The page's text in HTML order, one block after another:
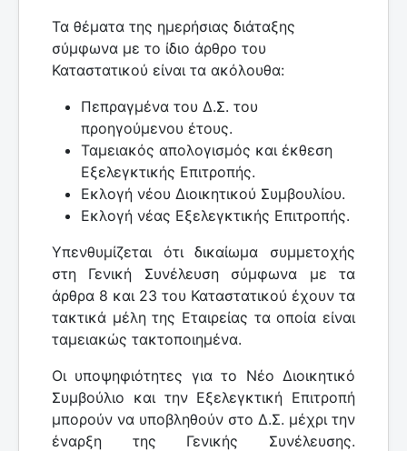
Τα θέματα της ημερήσιας διάταξης
σύμφωνα με το ίδιο άρθρο του
Καταστατικού είναι τα ακόλουθα:
Πεπραγμένα του Δ.Σ. του
προηγούμενου έτους.
Ταμειακός απολογισμός και έκθεση
Εξελεγκτικής Επιτροπής.
Εκλογή νέου Διοικητικού Συμβουλίου.
Εκλογή νέας Εξελεγκτικής Επιτροπής.
Υπενθυμίζεται ότι δικαίωμα συμμετοχής
στη Γενική Συνέλευση σύμφωνα με τα
άρθρα 8 και 23 του Καταστατικού έχουν τα
τακτικά μέλη της Εταιρείας τα οποία είναι
ταμειακώς τακτοποιημένα.
Οι υποψηφιότητες για το Νέο Διοικητικό
Συμβούλιο και την Εξελεγκτική Επιτροπή
μπορούν να υποβληθούν στο Δ.Σ. μέχρι την
έναρξη της Γενικής Συνέλευσης.